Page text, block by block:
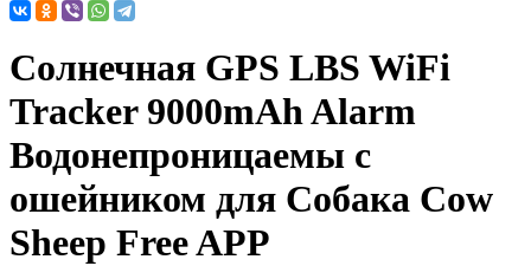
Солнечная GPS LBS WiFi
Tracker 9000mAh Alarm
Водонепроницаемы с
ошейником для Собака Cow
Sheep Free APP